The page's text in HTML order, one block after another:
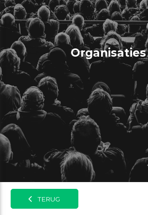
Organisaties
TERUG